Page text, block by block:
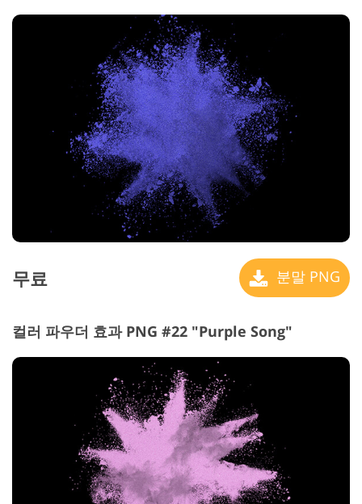
무료 분말 PNG
컬러 파우더 효과 PNG #22 "Purple Song"